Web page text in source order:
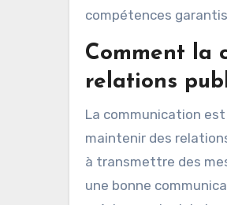
compétences
Comment la
relations
La communication
maintenir des
à transmettre des
une bonne